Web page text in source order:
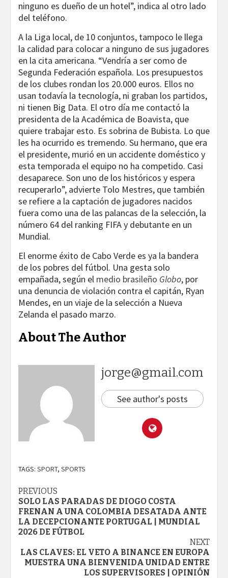
ninguno es dueño de un hotel”, indica al otro lado
del teléfono.
A la Liga local, de 10 conjuntos, tampoco le llega
la calidad para colocar a ninguno de sus jugadores
en la cita americana. “Vendría a ser como de
Segunda Federación española. Los presupuestos
de los clubes rondan los 20.000 euros. Ellos no
usan todavía la tecnología, ni graban los partidos,
ni tienen Big Data. El otro día me contactó la
presidenta de la Académica de Boavista, que
quiere trabajar esto. Es sobrina de Bubista. Lo que
les ha ocurrido es tremendo. Su hermano, que era
el presidente, murió en un accidente doméstico y
esta temporada el equipo no ha competido. Casi
desaparece. Son uno de los históricos y espera
recuperarlo”, advierte Tolo Mestres, que también
se refiere a la captación de jugadores nacidos
fuera como una de las palancas de la selección, la
número 64 del ranking FIFA y debutante en un
Mundial.
El enorme éxito de Cabo Verde es ya la bandera
de los pobres del fútbol. Una gesta solo
empañada, según el medio brasileño Globo, por
una denuncia de violación contra el capitán, Ryan
Mendes, en un viaje de la selección a Nueva
Zelanda el pasado marzo.
About The Author
jorge@gmail.com
See author's posts
TAGS: SPORT, SPORTS
Continue
Reading
PREVIOUS
SOLO LAS PARADAS DE DIOGO COSTA
FRENAN A UNA COLOMBIA DESATADA ANTE
LA DECEPCIONANTE PORTUGAL | MUNDIAL
2026 DE FÚTBOL
NEXT
LAS CLAVES: EL VETO A BINANCE EN EUROPA
MUESTRA UNA BIENVENIDA UNIDAD ENTRE
LOS SUPERVISORES | OPINIÓN